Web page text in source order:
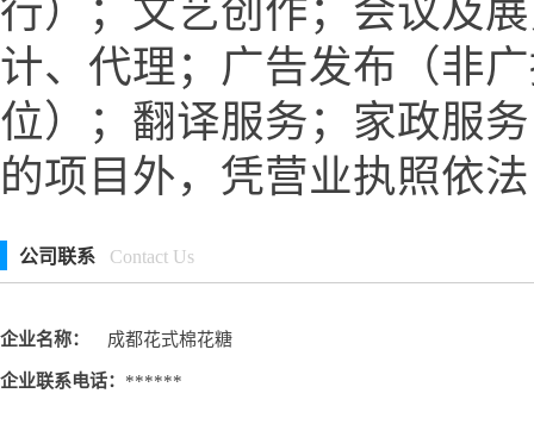
行）；文艺创作；会议及
计、代理；广告发布（非
位）；翻译服务；家政服
的项目外，凭营业执照依
公司联系 Contact Us
企业名称： 成都花式棉花糖
企业联系电话： ******